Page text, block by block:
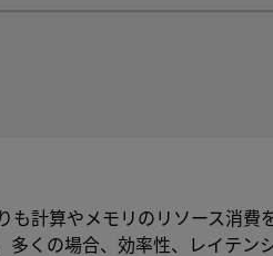
計算やメモリのリソース消
くの場合、効率性、レイテ